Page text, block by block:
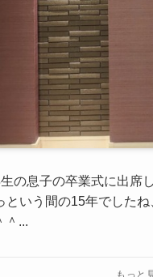
息子の卒業式に出
う間の15年でしたね
＾...